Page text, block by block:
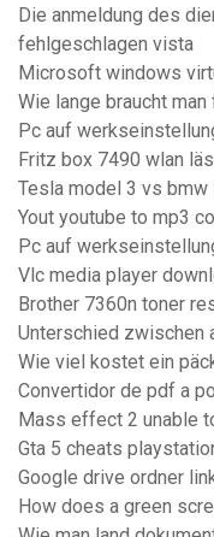
Die anmeldung des
fehlgeschlagen vista
Microsoft windows
Wie lange braucht
Pc auf
Fritz box 7490 wlan
Tesla model 3 vs bmw
Yout youtube to mp3
Pc auf
Vlc media player
Brother 7360n toner
Unterschied zwischen
Wie viel kostet ein
Convertidor de pdf a
Mass effect 2 unable
Gta 5 cheats
Google drive ordner
How does a green